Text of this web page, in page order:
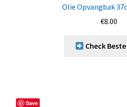
Olie Opvangbak
€8.00
Check
Save